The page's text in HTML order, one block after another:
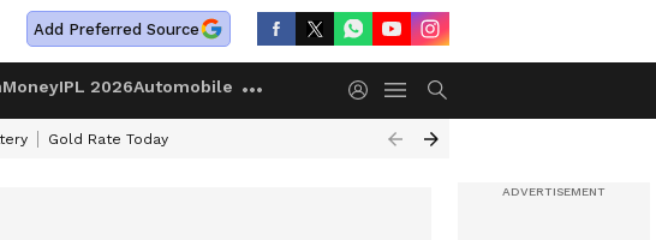
Add Preferred Source
MoneyIPL 2026Automobile
Gold Rate Today